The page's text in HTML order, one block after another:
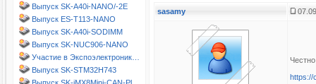
Выпуск SK-A40i-NANO/-2E
Выпуск ES-T113-NANO
Выпуск SK-A40i-SODIMM
Выпуск SK-NUC906-NANO
Участие в Экспоэлектроник…
Выпуск SK-STM32H743
sasamy
https://